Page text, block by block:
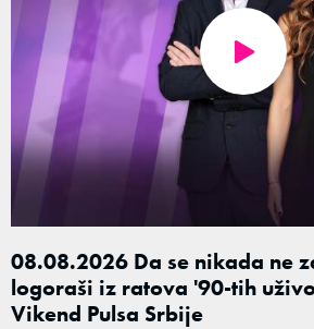
08.08.2026 Da se nikada ne
logoraši iz ratova '90-tih
Vikend Pulsa Srbije